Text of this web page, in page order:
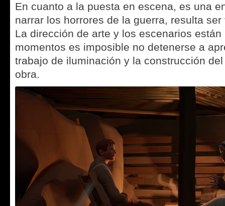
En cuanto a la puesta en escena, es una
narrar los horrores de la guerra, resulta
La dirección de arte y los escenarios
momentos es imposible no detenerse a
trabajo de iluminación y la construcción
obra.